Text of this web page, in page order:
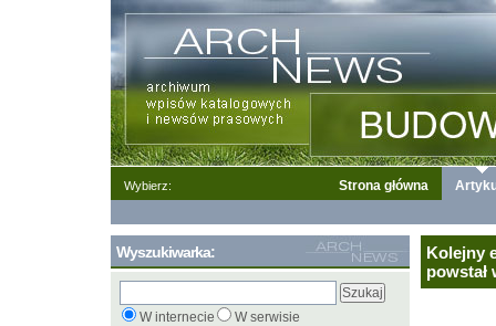
Wybierz: Strona główna
Kolejny
powstał
Wyszukiwarka:
W internecie W serwisie